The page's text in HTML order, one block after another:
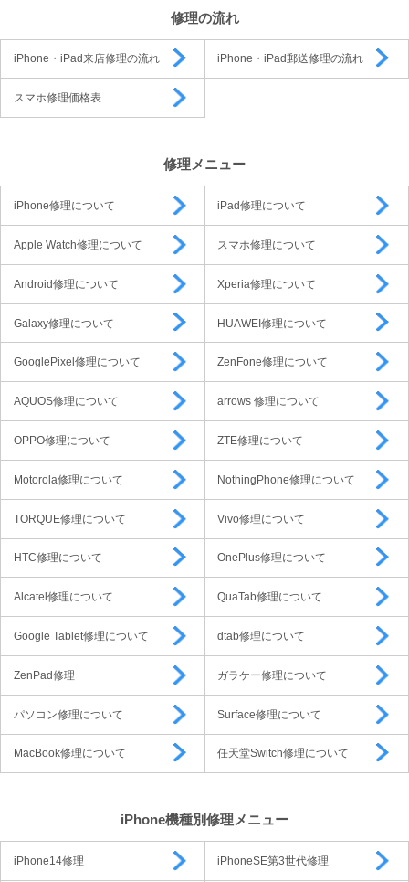
修理の流れ
iPhone・iPad来店修理の流れ iPhone・iPad郵送修理の流れ
スマホ修理価格表
修理メニュー
iPhone修理について iPad修理について
Apple Watch修理について スマホ修理について
Android修理について Xperia修理について
Galaxy修理について HUAWEI修理について
GooglePixel修理について ZenFone修理について
AQUOS修理について arrows 修理について
OPPO修理について ZTE修理について
Motorola修理について NothingPhone修理について
TORQUE修理について Vivo修理について
HTC修理について OnePlus修理について
Alcatel修理について QuaTab修理について
Google Tablet修理について dtab修理について
ZenPad修理 ガラケー修理について
パソコン修理について Surface修理について
MacBook修理について 任天堂Switch修理について
iPhone機種別修理メニュー
iPhone14修理 iPhoneSE第3世代修理